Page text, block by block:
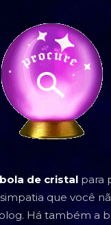
bola de cristal para
que você
Há também a